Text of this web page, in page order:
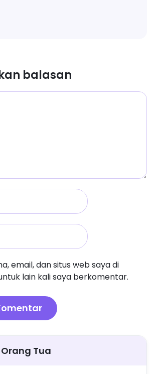
balasan
email, dan situs web saya di
lain kali saya berkomentar.
Tua